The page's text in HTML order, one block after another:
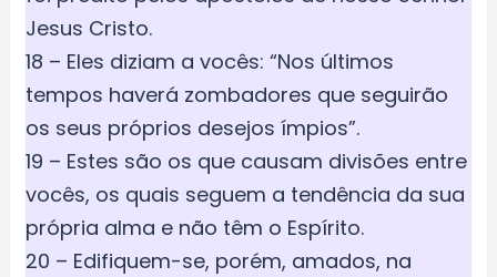
Jesus Cristo.
18 – Eles diziam a vocês: “Nos últimos
tempos haverá zombadores que seguirão
os seus próprios desejos ímpios”.
19 – Estes são os que causam divisões entre
vocês, os quais seguem a tendência da sua
própria alma e não têm o Espírito.
20 – Edifiquem-se, porém, amados, na